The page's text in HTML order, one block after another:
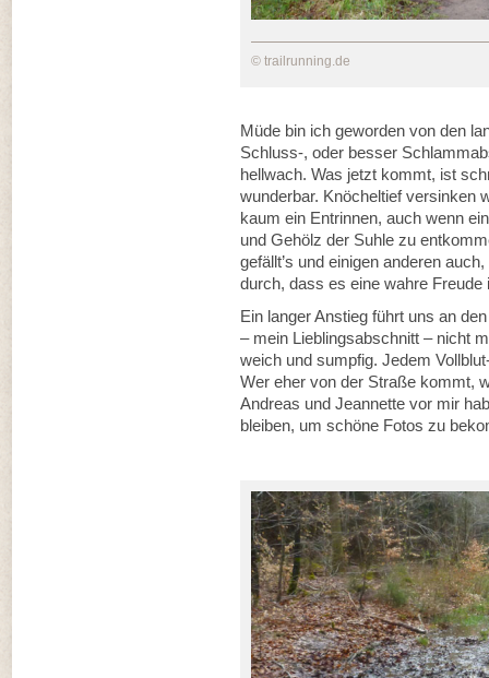
© trailrunning.de
Müde bin ich geworden von den
Schluss-, oder besser
hellwach. Was jetzt kommt, ist
wunderbar. Knöcheltief versinken
kaum ein Entrinnen, auch wenn
und Gehölz der Suhle zu
gefällt’s und einigen anderen
durch, dass es eine wahre Freude
Ein langer Anstieg führt uns an
– mein Lieblingsabschnitt – nicht
weich und sumpfig. Jedem
Wer eher von der Straße kommt,
Andreas und Jeannette vor mir
bleiben, um schöne Fotos zu